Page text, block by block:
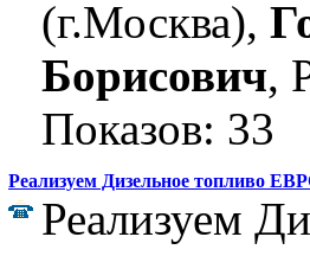
(г.Москва),
Борисович,
Показов: 33
Реализуем Дизельное топливо
Реализуем